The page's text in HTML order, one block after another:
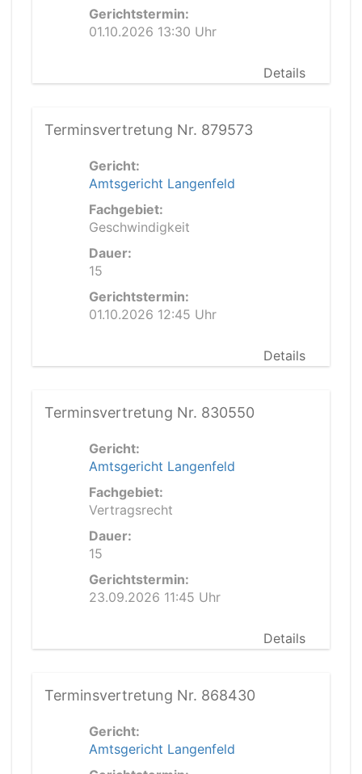
Gerichtstermin:
01.10.2026 13:30 Uhr
Details
Terminsvertretung Nr. 879573
Gericht:
Amtsgericht Langenfeld
Fachgebiet:
Geschwindigkeit
Dauer:
15
Gerichtstermin:
01.10.2026 12:45 Uhr
Details
Terminsvertretung Nr. 830550
Gericht:
Amtsgericht Langenfeld
Fachgebiet:
Vertragsrecht
Dauer:
15
Gerichtstermin:
23.09.2026 11:45 Uhr
Details
Terminsvertretung Nr. 868430
Gericht:
Amtsgericht Langenfeld